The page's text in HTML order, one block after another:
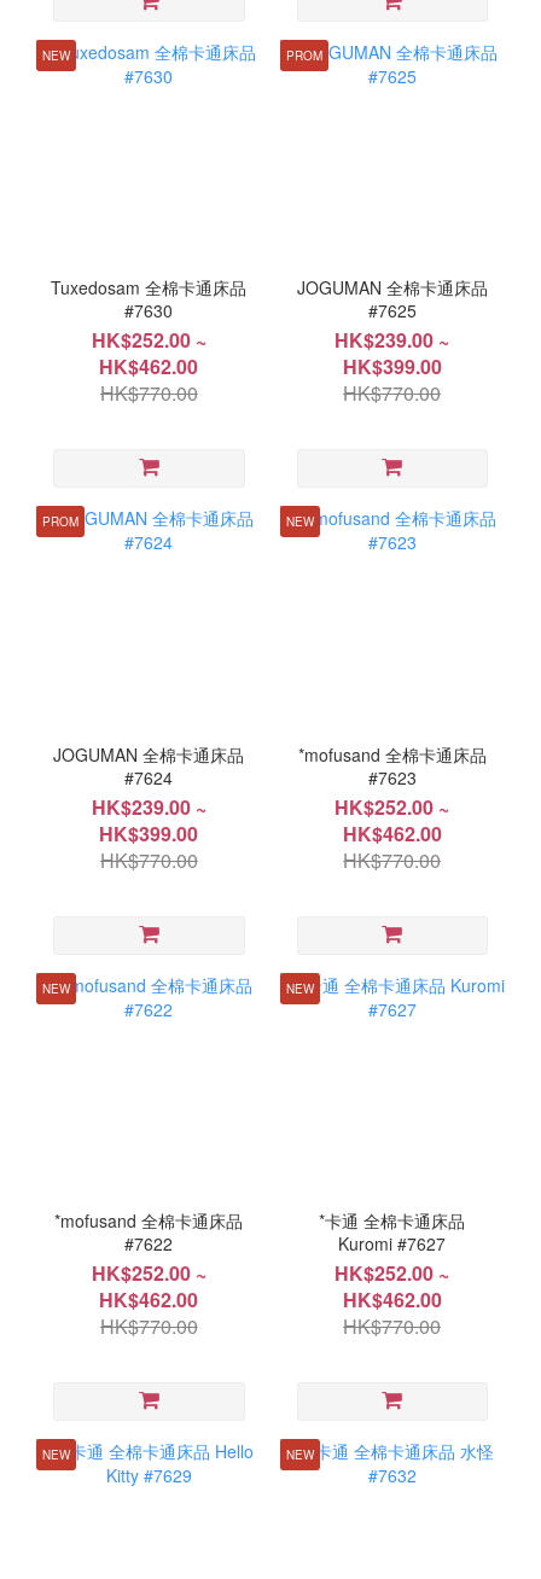
NEW
Tuxedosam 全棉卡通床品
#7630
HK$252.00 ~
HK$462.00
HK$770.00
PROM
JOGUMAN 全棉卡通床品
#7625
HK$239.00 ~
HK$399.00
HK$770.00
PROM
JOGUMAN 全棉卡通床品
#7624
HK$239.00 ~
HK$399.00
HK$770.00
NEW
*mofusand 全棉卡通床品
#7623
HK$252.00 ~
HK$462.00
HK$770.00
NEW
*mofusand 全棉卡通床品
#7622
HK$252.00 ~
HK$462.00
HK$770.00
NEW
*卡通 全棉卡通床品
Kuromi #7627
HK$252.00 ~
HK$462.00
HK$770.00
NEW NEW